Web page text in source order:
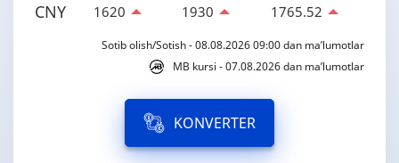
CNY 1620 1930 1765.52
Sotib olish/Sotish - 08.08.2026 09:00 dan ma’lumotlar
MB kursi - 07.08.2026 dan ma’lumotlar
KONVERTER